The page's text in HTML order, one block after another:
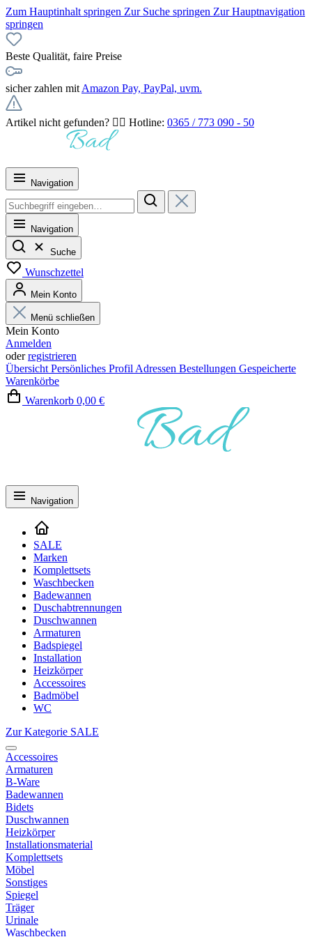
Zum Hauptinhalt springen Zur Suche springen Zur Hauptnavigation
springen
Beste Qualität, faire Preise
sicher zahlen mit Amazon Pay, PayPal, uvm.
Artikel nicht gefunden? 👉🏻 Hotline: 0365 / 773 090 - 50
Navigation
Navigation
Suche
Wunschzettel
Mein Konto
Menü schließen
Mein Konto
Anmelden
oderregistrieren
Übersicht Persönliches Profil Adressen Bestellungen Gespeicherte
Warenkörbe
Warenkorb 0,00 €
Navigation
SALE
Marken
Komplettsets
Waschbecken
Badewannen
Duschabtrennungen
Duschwannen
Armaturen
Badspiegel
Installation
Heizkörper
Accessoires
Badmöbel
WC
Zur Kategorie SALE
Accessoires
Armaturen
B-Ware
Badewannen
Bidets
Duschwannen
Heizkörper
Installationsmaterial
Komplettsets
Möbel
Sonstiges
Spiegel
Träger
Urinale
Waschbecken